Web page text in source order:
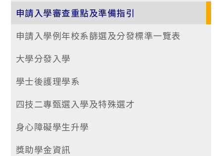
申請入學審查重點及準備指引
申請入學例年校系篩選及分發標準一覽表
大學分發入學
學士後護理學系
四技二專甄選入學及特殊選才
身心障礙學生升學
獎助學金資訊